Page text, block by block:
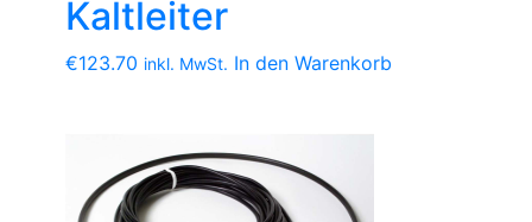
Kaltleiter
€123.70 inkl. MwSt. In den Warenkorb